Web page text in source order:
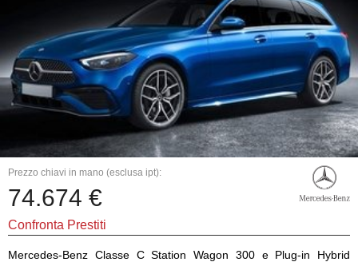
Prezzo chiavi in mano (esclusa ipt):
74.674 €
Confronta Prestiti
Mercedes-Benz Classe C Station Wagon 300 e Plug-in Hybrid